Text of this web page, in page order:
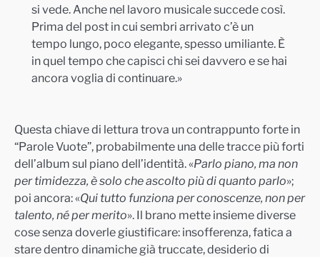
si vede. Anche nel lavoro musicale succede così.
Prima del post in cui sembri arrivato c’è un
tempo lungo, poco elegante, spesso umiliante. È
in quel tempo che capisci chi sei davvero e se hai
ancora voglia di continuare.»
Questa chiave di lettura trova un contrappunto forte in
“Parole Vuote”, probabilmente una delle tracce più forti
dell’album sul piano dell’identità. «Parlo piano, ma non
per timidezza, è solo che ascolto più di quanto parlo»;
poi ancora: «Qui tutto funziona per conoscenze, non per
talento, né per merito». Il brano mette insieme diverse
cose senza doverle giustificare: insofferenza, fatica a
stare dentro dinamiche già truccate, desiderio di